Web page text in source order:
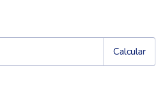
Calcular